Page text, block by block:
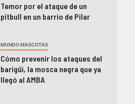
Temor por el ataque de un
pitbull en un barrio de Pilar
MUNDO MASCOTAS
Cómo prevenir los ataques del
barigüí, la mosca negra que ya
llegó al AMBA